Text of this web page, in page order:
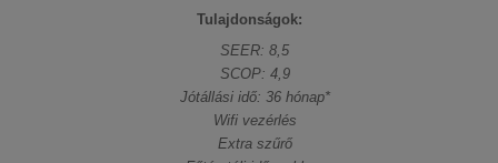
Tulajdonságok:
SEER: 8,5
SCOP: 4,9
Jótállási idő: 36 hónap*
Wifi vezérlés
Extra szűrő